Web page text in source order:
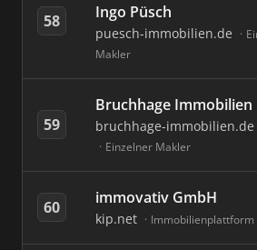
58
Ingo Püsch
puesch-immobilien.de
Makler
59
Bruchhage Immobilien
bruchhage-immobilien.de
Einzelner Makler
60 immovativ GmbH
kip.net Immobilienplattform